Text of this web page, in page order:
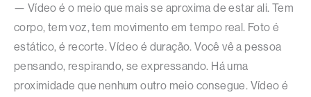
— Vídeo é o meio que mais se aproxima de estar ali. Tem
corpo, tem voz, tem movimento em tempo real. Foto é
estático, é recorte. Vídeo é duração. Você vê a pessoa
pensando, respirando, se expressando. Há uma
proximidade que nenhum outro meio consegue. Vídeo é